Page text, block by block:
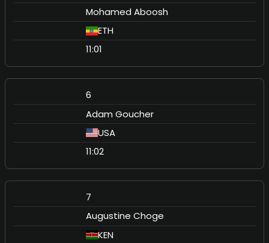
Mohamed Aboosh
ETH
11:01
6
Adam Goucher
USA
11:02
7
Augustine Choge
KEN